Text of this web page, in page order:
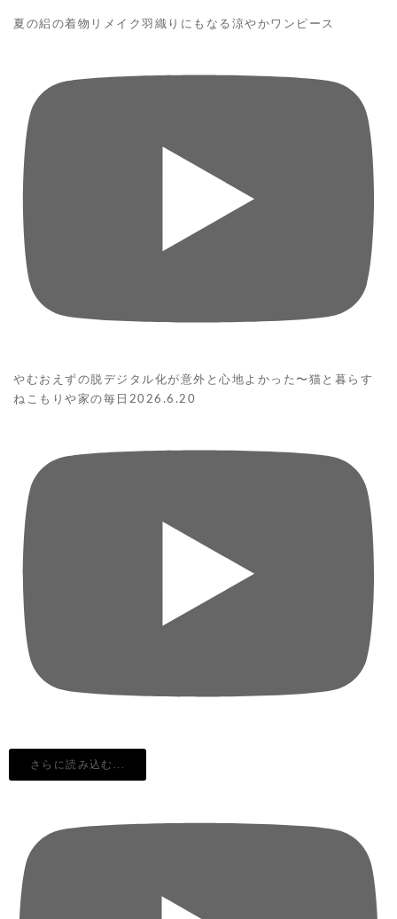
夏の絽の着物リメイク羽織りにもなる涼やかワンピース
やむおえずの脱デジタル化が意外と心地よかった〜猫と暮らす
ねこもりや家の毎日2026.6.20
さらに読み込む...